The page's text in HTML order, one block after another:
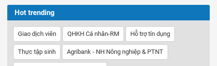
Hot trending
Giao dịch viên QHKH Cá nhân-RM Hỗ trợ tín dụng
Thực tập sinh Agribank - NH Nông nghiệp & PTNT